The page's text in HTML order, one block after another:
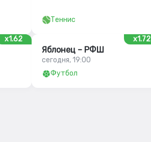
Теннис
x1.62 x1.72
Яблонец – РФШ
сегодня, 19:00
Футбол